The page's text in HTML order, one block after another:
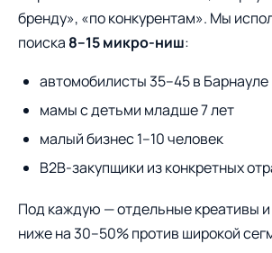
бренду», «по конкурентам». Мы
поиска 8–15 микро-ниш:
автомобилисты 35–45 в Барнауле
мамы с детьми младше 7 лет
малый бизнес 1–10 человек
B2B-закупщики из конкретных
Под каждую — отдельные креативы
ниже на 30–50% против широкой